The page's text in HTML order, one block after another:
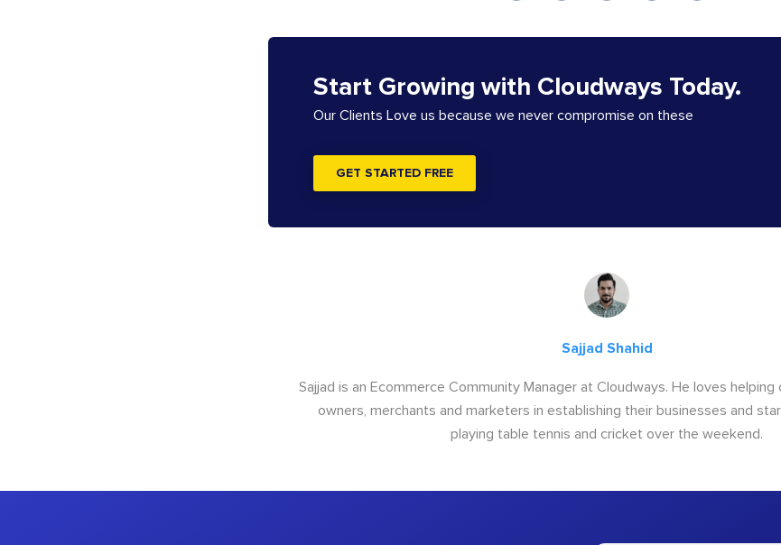
Start Growing with Cloudways Today.
Our Clients Love us because we never compromise on these
GET STARTED FREE
Sajjad Shahid
Sajjad is an Ecommerce Community Manager at Cloudways. He loves
owners, merchants and marketers in establishing their businesses and
playing table tennis and cricket over the weekend.